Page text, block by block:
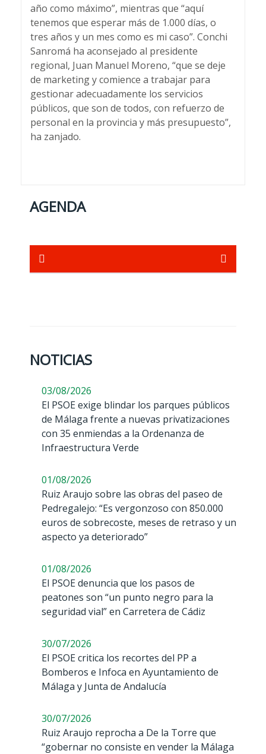
año como máximo”, mientras que “aquí
tenemos que esperar más de 1.000 días, o
tres años y un mes como es mi caso”. Conchi
Sanromá ha aconsejado al presidente
regional, Juan Manuel Moreno, “que se deje
de marketing y comience a trabajar para
gestionar adecuadamente los servicios
públicos, que son de todos, con refuerzo de
personal en la provincia y más presupuesto”,
ha zanjado.
AGENDA
NOTICIAS
03/08/2026
El PSOE exige blindar los parques públicos
de Málaga frente a nuevas privatizaciones
con 35 enmiendas a la Ordenanza de
Infraestructura Verde
01/08/2026
Ruiz Araujo sobre las obras del paseo de
Pedregalejo: “Es vergonzoso con 850.000
euros de sobrecoste, meses de retraso y un
aspecto ya deteriorado”
01/08/2026
El PSOE denuncia que los pasos de
peatones son “un punto negro para la
seguridad vial” en Carretera de Cádiz
30/07/2026
El PSOE critica los recortes del PP a
Bomberos e Infoca en Ayuntamiento de
Málaga y Junta de Andalucía
30/07/2026
Ruiz Araujo reprocha a De la Torre que
“gobernar no consiste en vender la Málaga